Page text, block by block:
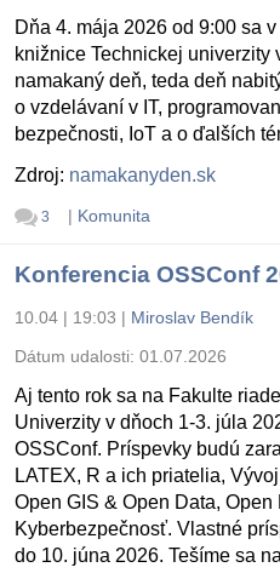
Dňa 4. mája 2026 od 9:00 sa
knižnice Technickej
namakaný deň, teda deň
o vzdelávaní v IT,
bezpečnosti, IoT a o ďalších
Zdroj: namakanyden.sk
3 | Komunita
Konferencia OSSConf
10.04 | 19:03 | Miroslav Bendík
Dátum udalosti: 01.07.2026
Aj tento rok sa na Fakulte
Univerzity v dňoch 1-3. júla
OSSConf. Príspevky budú
LATEX, R a ich priatelia,
Open GIS & Open Data, Open
Kyberbezpečnosť. Vlastné
do 10. júna 2026. Tešíme sa